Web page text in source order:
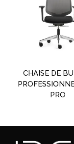
CHAISE DE
PRO